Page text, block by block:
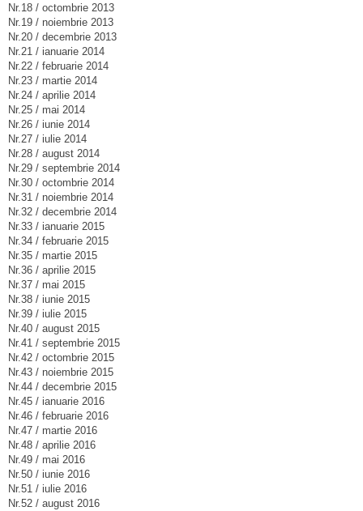
Nr.18 / octombrie 2013
Nr.19 / noiembrie 2013
Nr.20 / decembrie 2013
Nr.21 / ianuarie 2014
Nr.22 / februarie 2014
Nr.23 / martie 2014
Nr.24 / aprilie 2014
Nr.25 / mai 2014
Nr.26 / iunie 2014
Nr.27 / iulie 2014
Nr.28 / august 2014
Nr.29 / septembrie 2014
Nr.30 / octombrie 2014
Nr.31 / noiembrie 2014
Nr.32 / decembrie 2014
Nr.33 / ianuarie 2015
Nr.34 / februarie 2015
Nr.35 / martie 2015
Nr.36 / aprilie 2015
Nr.37 / mai 2015
Nr.38 / iunie 2015
Nr.39 / iulie 2015
Nr.40 / august 2015
Nr.41 / septembrie 2015
Nr.42 / octombrie 2015
Nr.43 / noiembrie 2015
Nr.44 / decembrie 2015
Nr.45 / ianuarie 2016
Nr.46 / februarie 2016
Nr.47 / martie 2016
Nr.48 / aprilie 2016
Nr.49 / mai 2016
Nr.50 / iunie 2016
Nr.51 / iulie 2016
Nr.52 / august 2016